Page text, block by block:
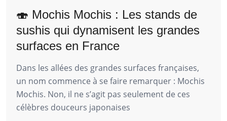
🍣 Mochis Mochis : Les stands de
sushis qui dynamisent les grandes
surfaces en France
Dans les allées des grandes surfaces françaises,
un nom commence à se faire remarquer : Mochis
Mochis. Non, il ne s’agit pas seulement de ces
célèbres douceurs japonaises